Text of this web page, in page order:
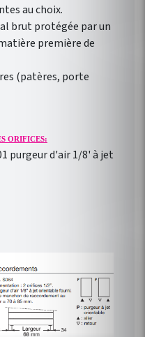
au choix.
brut protégée par un
première de
(patères, porte
ORIFICES:
purgeur d'air 1/8' à jet